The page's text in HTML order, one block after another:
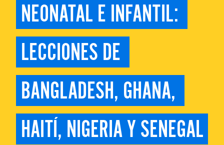
NEONATAL E INFANTIL:
LECCIONES DE
BANGLADESH, GHANA,
HAITÍ, NIGERIA Y SENEGAL